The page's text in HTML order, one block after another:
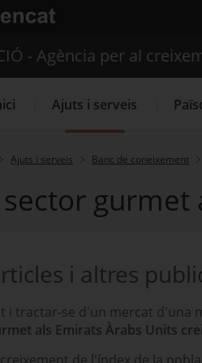
en una nova finestra.
Serveis
- Agència per al
Ajuts i serveis
Ajuts i serveis Banc de coneixement
sector gurmet
i altres
i tractar-se d'un mercat d'una
als Emirats Àrabs Units